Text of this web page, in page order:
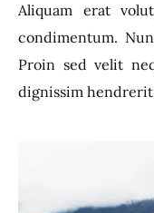
Aliquam erat
condimentum.
Proin sed velit
dignissim